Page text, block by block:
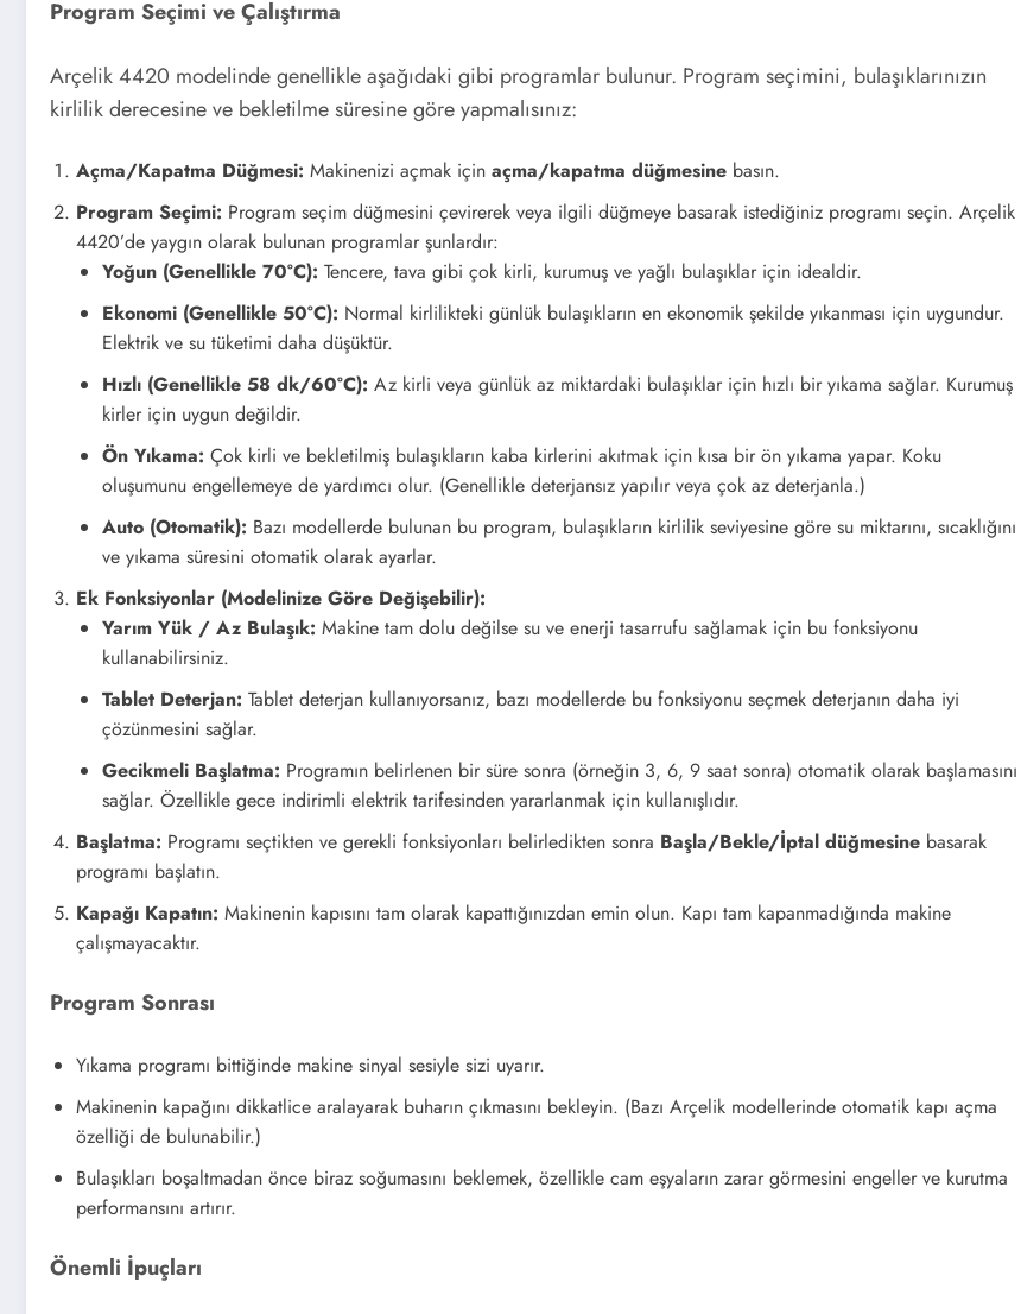
Program Seçimi ve Çalıştırma
Arçelik 4420 modelinde genellikle aşağıdaki gibi programlar bulunur. Program seçimini, bulaşıklarınızın
kirlilik derecesine ve bekletilme süresine göre yapmalısınız:
Açma/Kapatma Düğmesi: Makinenizi açmak için açma/kapatma düğmesine basın.
Program Seçimi: Program seçim düğmesini çevirerek veya ilgili düğmeye basarak istediğiniz programı seçin. Arçelik
4420’de yaygın olarak bulunan programlar şunlardır:
Yoğun (Genellikle 70°C): Tencere, tava gibi çok kirli, kurumuş ve yağlı bulaşıklar için idealdir.
Ekonomi (Genellikle 50°C): Normal kirlilikteki günlük bulaşıkların en ekonomik şekilde yıkanması için uygundur.
Elektrik ve su tüketimi daha düşüktür.
Hızlı (Genellikle 58 dk/60°C): Az kirli veya günlük az miktardaki bulaşıklar için hızlı bir yıkama sağlar. Kurumuş
kirler için uygun değildir.
Ön Yıkama: Çok kirli ve bekletilmiş bulaşıkların kaba kirlerini akıtmak için kısa bir ön yıkama yapar. Koku
oluşumunu engellemeye de yardımcı olur. (Genellikle deterjansız yapılır veya çok az deterjanla.)
Auto (Otomatik): Bazı modellerde bulunan bu program, bulaşıkların kirlilik seviyesine göre su miktarını, sıcaklığını
ve yıkama süresini otomatik olarak ayarlar.
Ek Fonksiyonlar (Modelinize Göre Değişebilir):
Yarım Yük / Az Bulaşık: Makine tam dolu değilse su ve enerji tasarrufu sağlamak için bu fonksiyonu
kullanabilirsiniz.
Tablet Deterjan: Tablet deterjan kullanıyorsanız, bazı modellerde bu fonksiyonu seçmek deterjanın daha iyi
çözünmesini sağlar.
Gecikmeli Başlatma: Programın belirlenen bir süre sonra (örneğin 3, 6, 9 saat sonra) otomatik olarak başlamasını
sağlar. Özellikle gece indirimli elektrik tarifesinden yararlanmak için kullanışlıdır.
Başlatma: Programı seçtikten ve gerekli fonksiyonları belirledikten sonra Başla/Bekle/İptal düğmesine basarak
programı başlatın.
Kapağı Kapatın: Makinenin kapısını tam olarak kapattığınızdan emin olun. Kapı tam kapanmadığında makine
çalışmayacaktır.
Program Sonrası
Yıkama programı bittiğinde makine sinyal sesiyle sizi uyarır.
Makinenin kapağını dikkatlice aralayarak buharın çıkmasını bekleyin. (Bazı Arçelik modellerinde otomatik kapı açma
özelliği de bulunabilir.)
Bulaşıkları boşaltmadan önce biraz soğumasını beklemek, özellikle cam eşyaların zarar görmesini engeller ve kurutma
performansını artırır.
Önemli İpuçları